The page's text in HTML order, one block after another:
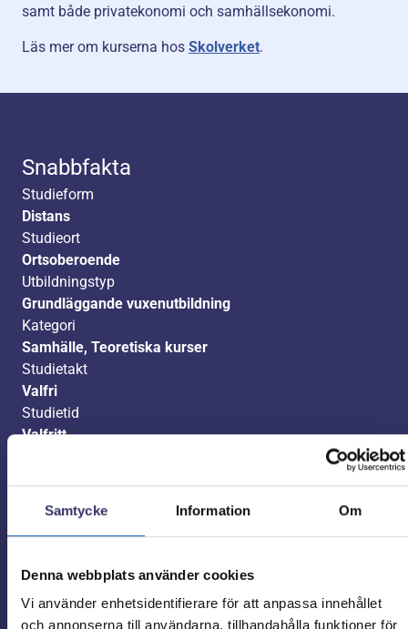
Samtycke Information Om
Denna webbplats använder cookies
Vi använder enhetsidentifierare för att anpassa innehållet
och annonserna till användarna, tillhandahålla funktioner för
samt både privatekonomi och samhällsekonomi.
Läs mer om kurserna hos Skolverket.
Snabbfakta
Studieform
Distans
Studieort
Ortsoberoende
Utbildningstyp
Grundläggande vuxenutbildning
Kategori
Samhälle, Teoretiska kurser
Studietakt
Valfri
Studietid
Valfritt
GRNSOB2